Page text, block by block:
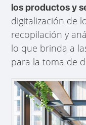
los productos y
digitalización de
recopilación y
lo que brinda a
para la toma de